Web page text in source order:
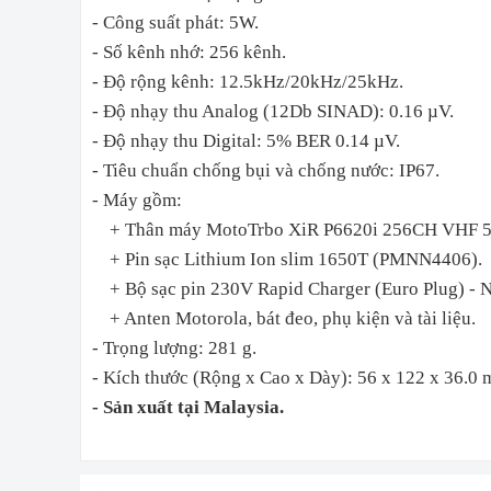
- Công suất phát: 5W.
- Số kênh nhớ: 256 kênh.
- Độ rộng kênh: 12.5kHz/20kHz/25kHz.
- Độ nhạy thu Analog (12Db SINAD): 0.16 µV.
- Độ nhạy thu Digital: 5% BER 0.14 µV.
- Tiêu chuẩn chống bụi và chống nước: IP67.
- Máy gồm:
+ Thân máy MotoTrbo XiR P6620i 256CH VHF
+ Pin sạc Lithium Ion slim 1650T (PMNN4406).
+ Bộ sạc pin 230V Rapid Charger (Euro Plug) -
+ Anten Motorola, bát đeo, phụ kiện và tài liệu.
- Trọng lượng: 281 g.
- Kích thước (Rộng x Cao x Dày): 56 x 122 x 36.0
- Sản xuất tại Malaysia.